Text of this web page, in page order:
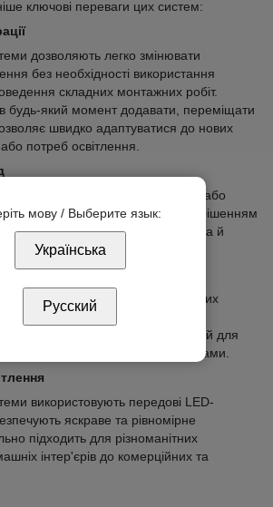
ключові переваги цих систем:
дозволяють легко змінювати
без необхідності використання
складних монтажних робіт.
будь-який момент додавати, переміщати
швидко адаптуватися до нових
потреб освітлення.
та відсутність видимих дротів або
трекові системи ідеальним рішенням
Вони не лише функціональні, а й
та елегантність.
особливостей магнітних
установки. Це робить їх
професійних інсталяторів, а й для
за краще зробити все своїми руками.
використовують передові LED-
яскраве та рівномірне
підходить для різноманітних
інтер'єрів до комерційних та
мову / Выберите язык:
Українська
Русский